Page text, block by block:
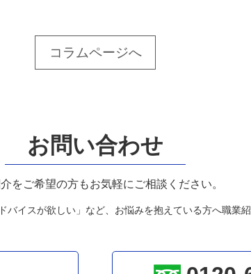
コラムページへ
お問い合わせ
をご希望の方もお気軽にご相談ください。
バイスが欲しい」など、お悩みを抱えている方へ職業